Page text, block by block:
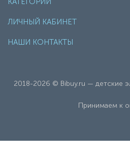
ЛИЧНЫЙ КАБИНЕТ
НАШИ КОНТАКТЫ
2018-2026 © Bibuy.ru — детские
Принимаем к